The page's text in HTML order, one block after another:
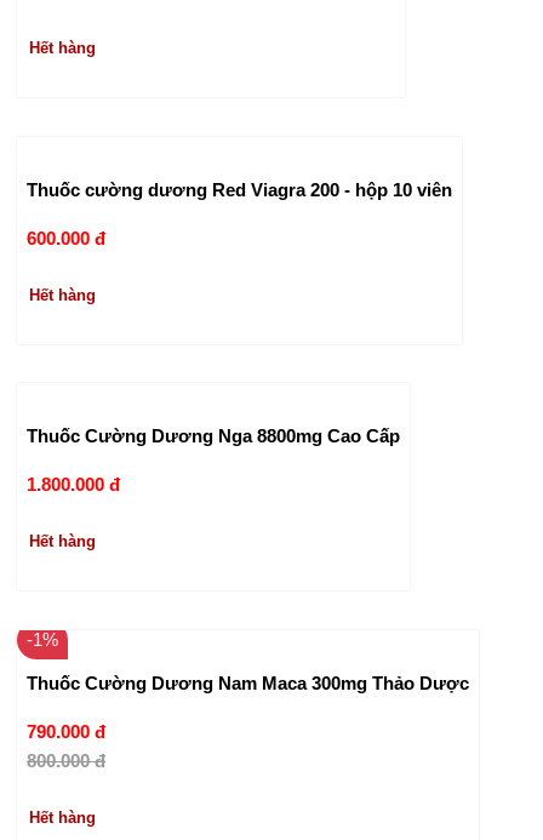
Hết hàng
Thuốc cường dương Red Viagra 200 - hộp 10 viên
600.000 đ
Hết hàng
Thuốc Cường Dương Nga 8800mg Cao Cấp
1.800.000 đ
Hết hàng
-1%
Thuốc Cường Dương Nam Maca 300mg Thảo Dược
790.000 đ
800.000 đ
Hết hàng